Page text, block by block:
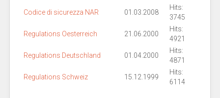
Codice di sicurezza NAR 01.03.2008
Hits:
3745
Regulations Oesterreich 21.06.2000
Hits:
4921
Regulations Deutschland 01.04.2000
Hits:
4871
Regulations Schweiz 15.12.1999
Hits:
6114